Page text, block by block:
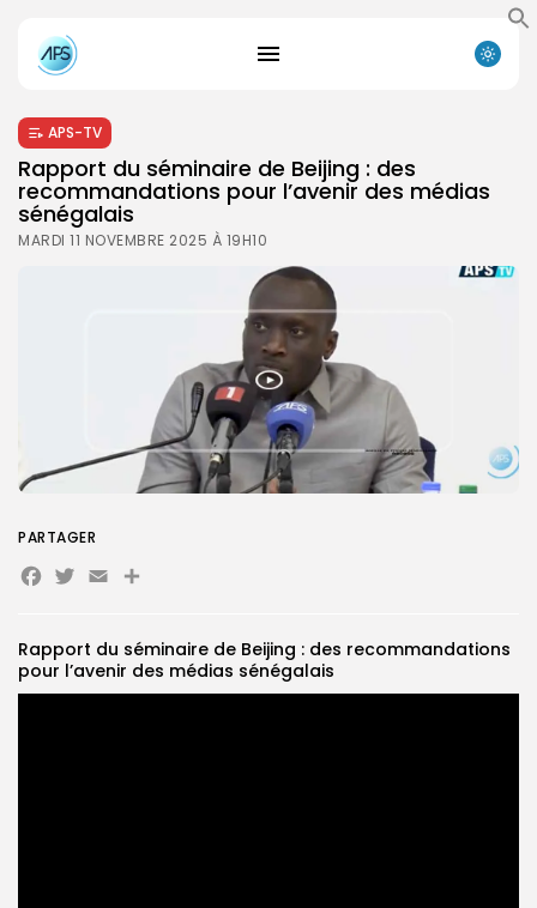
FR
APS-TV
Rapport du séminaire de Beijing : des
recommandations pour l’avenir des médias
sénégalais
MARDI 11 NOVEMBRE 2025 À 19H10
Rapport du séminaire de Beijing : des recommandations
pour l’avenir des médias sénégalais
PARTAGER
Facebook
Twitter
EmailPartager